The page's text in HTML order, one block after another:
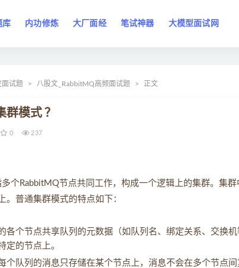
库 内功修炼 大厂面经 笔试神器 大模型面试网
面试题 八股文_RabbitMQ高频面试题 正文
模式 ？
0 237
个RabbitMQ节点共同工作，构成一个逻辑上的集群。集
。普通集群模式的特点如下：
各个节点共享队列的元数据（如队列名、绑定关系、交换
定的节点上。
个队列的消息只存储在某个节点上，消息不会在多个节点间